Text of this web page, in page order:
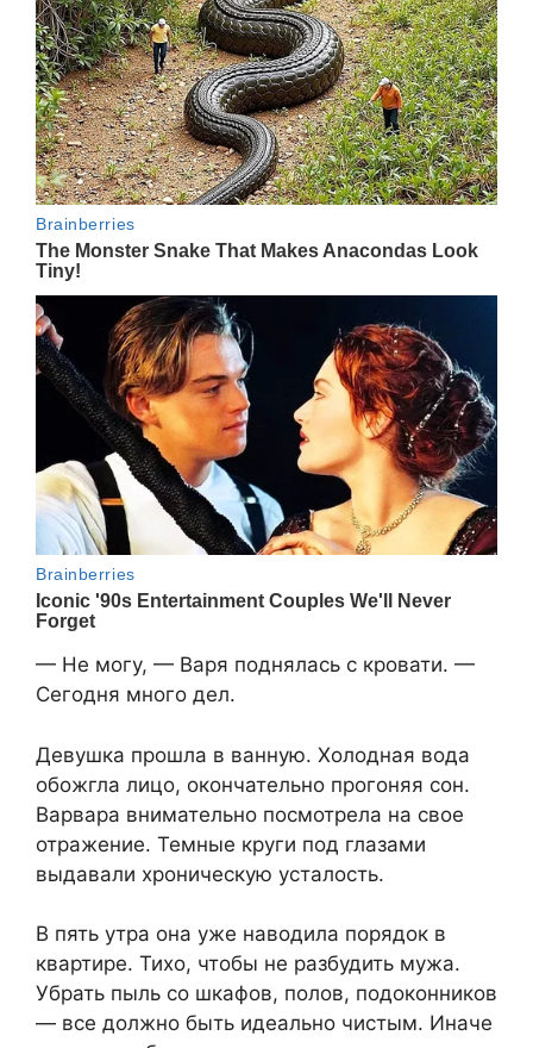
— Не могу, — Варя поднялась с кровати. —
Сегодня много дел.
Девушка прошла в ванную. Холодная вода
обожгла лицо, окончательно прогоняя сон.
Варвара внимательно посмотрела на свое
отражение. Темные круги под глазами
выдавали хроническую усталость.
В пять утра она уже наводила порядок в
квартире. Тихо, чтобы не разбудить мужа.
Убрать пыль со шкафов, полов, подоконников
— все должно быть идеально чистым. Иначе